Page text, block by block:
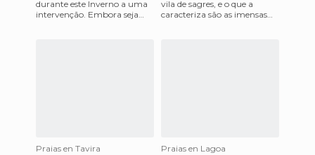
durante este Inverno a uma
intervenção. Embora seja
vila de sagres, e o que a
caracteriza são as imensas
Praias en Tavira
Praias en Lagoa